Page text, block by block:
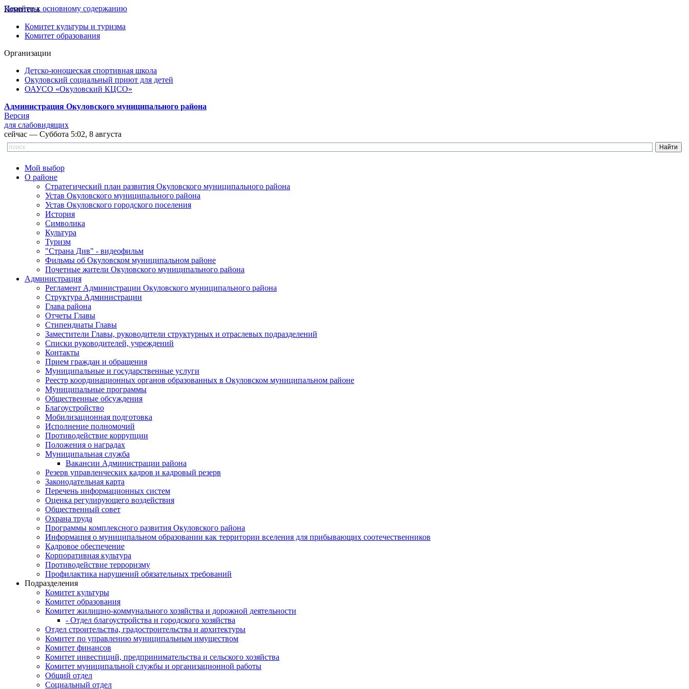
Перейти к основному содержанию
Комитеты
Комитет культуры и туризма
Комитет образования
Организации
Детско-юношеская спортивная школа
Окуловский социальный приют для детей
ОАУСО «Окуловский КЦСО»
Администрация Окуловского муниципального района
Версия
для слабовидящих
сейчас — Суббота 5:02, 8 августа
Мой выбор
О районе
Стратегический план развития Окуловского муниципального района
Устав Окуловского муниципального района
Устав Окуловского городского поселения
История
Символика
Культура
Туризм
"Страна Див" - видеофильм
Фильмы об Окуловском муниципальном районе
Почетные жители Окуловского муниципального района
Администрация
Регламент Администрации Окуловского муниципального района
Структура Администрации
Глава района
Отчеты Главы
Стипендиаты Главы
Заместители Главы, руководители структурных и отраслевых подразделений
Списки руководителей, учреждений
Контакты
Прием граждан и обращения
Муниципальные и государственные услуги
Реестр координационных органов образованных в Окуловском муниципальном районе
Муниципальные программы
Общественные обсуждения
Благоустройство
Мобилизационная подготовка
Исполнение полномочий
Противодействие коррупции
Положения о наградах
Муниципальная служба
Вакансии Администрации района
Резерв управленческих кадров и кадровый резерв
Законодательная карта
Перечень информационных систем
Оценка регулирующего воздействия
Общественный совет
Охрана труда
Программы комплексного развития Окуловского района
Информация о муниципальном образовании как территории вселения для прибывающих соотечественников
Кадровое обеспечение
Корпоративная культура
Противодействие терроризму
Профилактика нарушений обязательных требований
Подразделения
Комитет культуры
Комитет образования
Комитет жилищно-коммунального хозяйства и дорожной деятельности
- Отдел благоустройства и городского хозяйства
Отдел строительства, градостроительства и архитектуры
Комитет по управлению муниципальным имуществом
Комитет финансов
Комитет инвестиций, предпринимательства и сельского хозяйства
Комитет муниципальной службы и организационной работы
Общий отдел
Социальный отдел